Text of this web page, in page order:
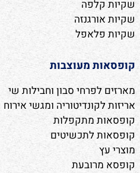
שקיות קלפה
שקיות אורגנזה
שקיות פלאפל
קופסאות מעוצבות
מארזים לפרחי סבון וחבילות שי
אריזות לקונדיטוריה ומגשי אירוח
קופסאות מתקפלות
קופסאות לתכשיטים
מוצרי עץ
קופסא מרובעת